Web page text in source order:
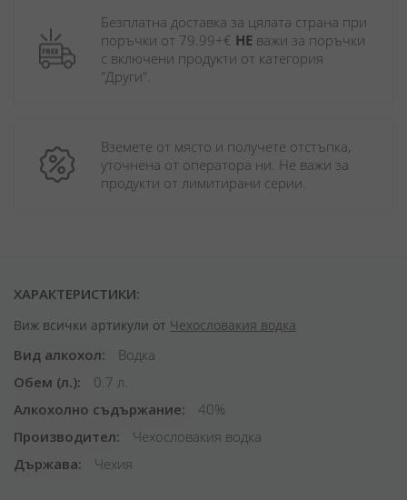
Безплатна доставка за цялата страна при
поръчки от 79.99+€ НЕ важи за поръчки
с включени продукти от категория
"Други".
Вземете от място и получете отстъпка,
уточнена от оператора ни. Не важи за
продукти от лимитирани серии.
ХАРАКТЕРИСТИКИ:
Виж всички артикули от Чехословакия водка
Вид алкохол
Водка
Обем (л.)
0.7 л.
Алкохолно съдържание
40%
Производител
Чехословакия водка
Държава
Чехия